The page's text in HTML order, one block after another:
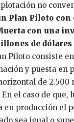
no
Plan Piloto con
con una
de dólares
Piloto consiste
y puesta en
de 2.500
el caso de que,
en producción el